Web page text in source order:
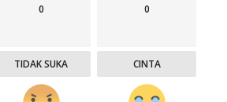
0
TIDAK SUKA
0
CINTA